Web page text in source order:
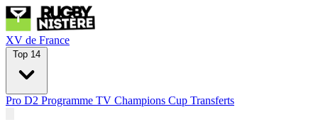
XV de France
Top 14
Pro D2 Programme TV Champions Cup Transferts